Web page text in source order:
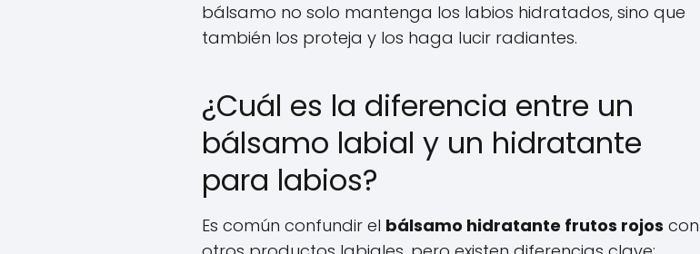
bálsamo no solo mantenga los labios hidratados, sino que
también los proteja y los haga lucir radiantes.
¿Cuál es la diferencia entre un
bálsamo labial y un hidratante
para labios?
Es común confundir el bálsamo hidratante frutos rojos con